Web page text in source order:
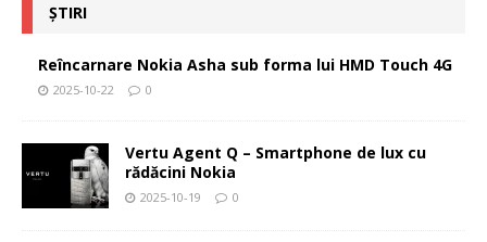
ȘTIRI
Reîncarnare Nokia Asha sub forma lui HMD Touch 4G
2025-10-22 0
Vertu Agent Q – Smartphone de lux cu
rădăcini Nokia
2025-10-19 0